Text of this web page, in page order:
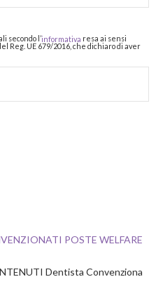
secondo l’informativa resa ai sensi
Reg. UE 679/2016, che dichiaro di aver
POSTE WELFARE
Dentista Convenziona